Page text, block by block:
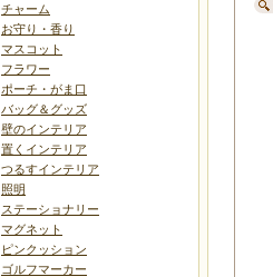
チャーム
お守り・香り
マスコット
フラワー
ポーチ・がま口
バッグ＆グッズ
壁のインテリア
置くインテリア
つるすインテリア
照明
ステーショナリー
マグネット
ピンクッション
ゴルフマーカー